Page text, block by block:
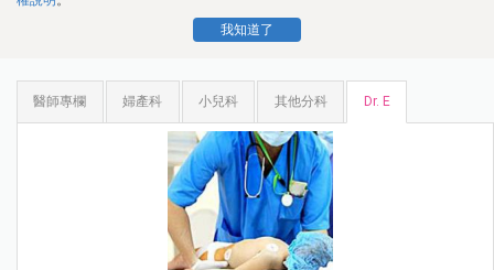
我知道了
醫師專欄 婦產科 小兒科 其他分科 Dr. E